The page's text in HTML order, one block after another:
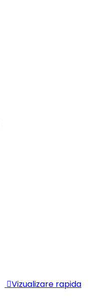
Vizualizare rapida